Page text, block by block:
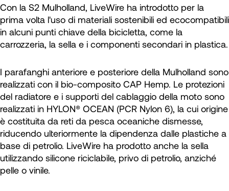
Con la S2 Mulholland, LiveWire ha introdotto per la
prima volta l'uso di materiali sostenibili ed ecocompatibili
in alcuni punti chiave della bicicletta, come la
carrozzeria, la sella e i componenti secondari in plastica.
I parafanghi anteriore e posteriore della Mulholland sono
realizzati con il bio-composito CAP Hemp. Le protezioni
del radiatore e i supporti del cablaggio della moto sono
realizzati in HYLON® OCEAN (PCR Nylon 6), la cui origine
è costituita da reti da pesca oceaniche dismesse,
riducendo ulteriormente la dipendenza dalle plastiche a
base di petrolio. LiveWire ha prodotto anche la sella
utilizzando silicone riciclabile, privo di petrolio, anziché
pelle o vinile.